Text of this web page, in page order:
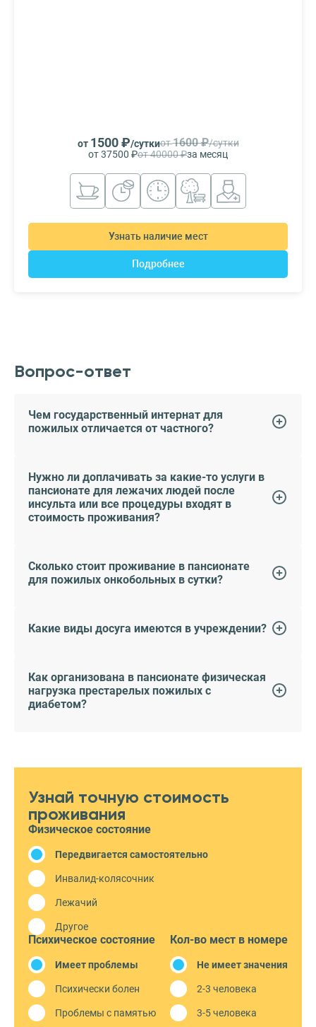
от 1500 ₽/суткиот1600 ₽/сутки
от 37500 ₽от 40000 ₽за месяц
Узнать наличие мест
Подробнее
Вопрос-ответ
Чем государственный интернат для
пожилых отличается от частного?
Нужно ли доплачивать за какие-то услуги в
пансионате для лежачих людей после
инсульта или все процедуры входят в
стоимость проживания?
Сколько стоит проживание в пансионате
для пожилых онкобольных в сутки?
Какие виды досуга имеются в учреждении?
Как организована в пансионате физическая
нагрузка престарелых пожилых с
диабетом?
Узнай точную стоимость
проживания
Физическое состояние
Передвигается самостоятельно
Инвалид-колясочник
Лежачий
Другое
Психическое состояние
Имеет проблемы
Психически болен
Проблемы с памятью
Кол-во мест в номере
Не имеет значения
2-3 человека
3-5 человека